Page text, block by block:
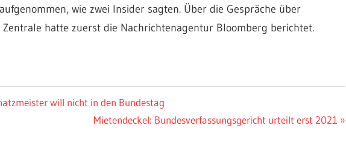
wie zwei Insider sagten. Über die Gespräche über
hatte zuerst die Nachrichtenagentur Bloomberg berichtet.
will nicht in den Bundestag
Nächster
Mietendeckel: Bundesverfassungsgericht urteilt erst 2021